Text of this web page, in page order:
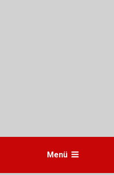
Menü